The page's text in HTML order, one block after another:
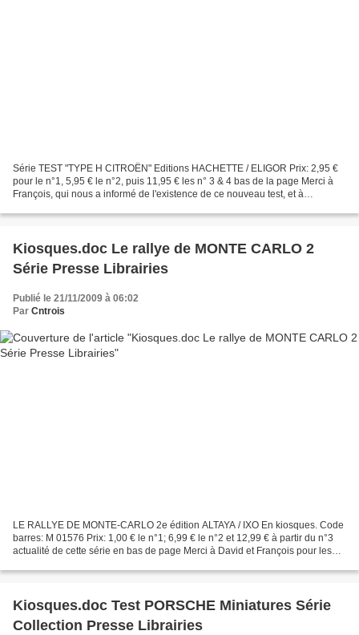
Série TEST "TYPE H CITROËN" Editions HACHETTE / ELIGOR Prix: 2,95 €
pour le n°1, 5,95 € le n°2, puis 11,95 € les n° 3 & 4 bas de la page Merci à
François, qui nous a informé de l'existence de ce nouveau test, et à
Kiosques.doc Le rallye de MONTE CARLO 2
Série Presse Librairies
Publié le 21/11/2009 à 06:02
Par Cntrois
LE RALLYE DE MONTE-CARLO 2e édition ALTAYA / IXO En kiosques. Code
barres: M 01576 Prix: 1,00 € le n°1; 6,99 € le n°2 et 12,99 € à partir du n°3
actualité de cette série en bas de page Merci à David et François pour les
Kiosques.doc Test PORSCHE Miniatures Série
Collection Presse Librairies